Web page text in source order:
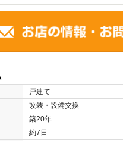
戸建て
改装・設備交換
築20年
約7日